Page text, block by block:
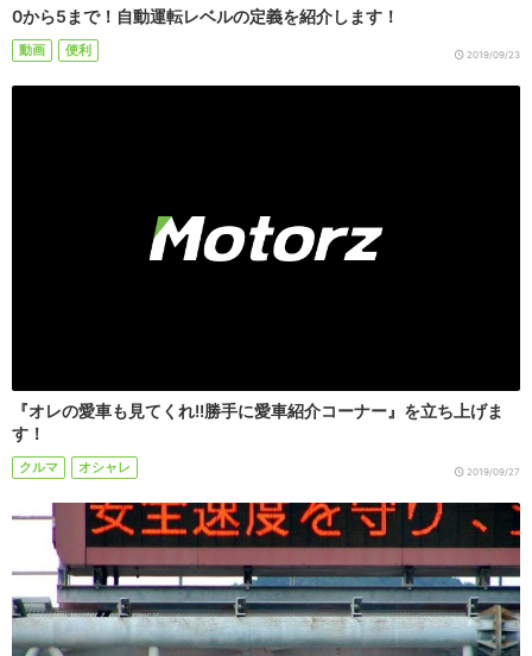
0から5まで！自動運転レベルの定義を紹介します！
動画 便利 2019/09/23
『オレの愛車も見てくれ!!勝手に愛車紹介コーナー』を立ち上げま
す！
クルマ オシャレ 2019/09/27